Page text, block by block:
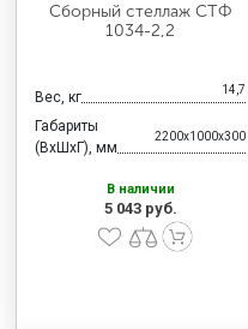
Сборный стеллаж СТФ
1034-2,2
Вес, кг 14,7
Габариты
(ВхШхГ), мм
2200x1000x300
В наличии
5 043 руб.